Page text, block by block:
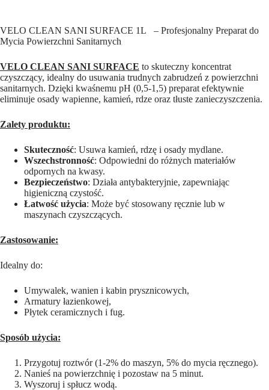
VELO CLEAN SANI SURFACE 1L – Profesjonalny Preparat do
Mycia Powierzchni Sanitarnych
VELO CLEAN SANI SURFACE to skuteczny koncentrat
czyszczący, idealny do usuwania trudnych zabrudzeń z powierzchni
sanitarnych. Dzięki kwaśnemu pH (0,5-1,5) preparat efektywnie
eliminuje osady wapienne, kamień, rdze oraz tłuste zanieczyszczenia.
Zalety produktu:
Skuteczność: Usuwa kamień, rdzę i osady mydlane.
Wszechstronność: Odpowiedni do różnych materiałów
odpornych na kwasy.
Bezpieczeństwo: Działa antybakteryjnie, zapewniając
higieniczną czystość.
Łatwość użycia: Może być stosowany ręcznie lub w
maszynach czyszczących.
Zastosowanie:
Idealny do:
Umywalek, wanien i kabin prysznicowych,
Armatury łazienkowej,
Płytek ceramicznych i fug.
Sposób użycia:
Przygotuj roztwór (1-2% do maszyn, 5% do mycia ręcznego).
Nanieś na powierzchnię i pozostaw na 5 minut.
Wyszoruj i spłucz wodą.